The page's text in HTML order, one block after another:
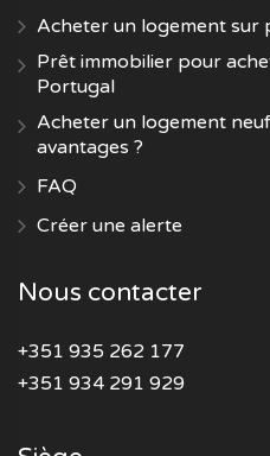
Acheter un logement sur
Prêt immobilier pour
Portugal
Acheter un logement
avantages ?
FAQ
Créer une alerte
Nous contacter
+351 935 262 177
+351 934 291 929